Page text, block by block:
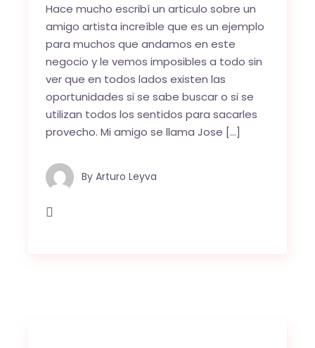
Hace mucho escribí un articulo sobre un
amigo artista increíble que es un ejemplo
para muchos que andamos en este
negocio y le vemos imposibles a todo sin
ver que en todos lados existen las
oportunidades si se sabe buscar o si se
utilizan todos los sentidos para sacarles
provecho. Mi amigo se llama Jose […]
By Arturo Leyva